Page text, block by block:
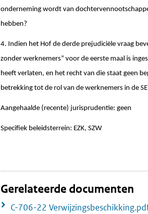
onderneming wordt van
hebben?
4. Indien het Hof de derde prejudiciële vraag
zonder werknemers” voor de eerste maal is
heeft verlaten, en het recht van die staat geen
betrekking tot de rol van de werknemers in de
Aangehaalde (recente) jurisprudentie: geen
Specifiek beleidsterrein: EZK, SZW
Gerelateerde documenten
C-706-22